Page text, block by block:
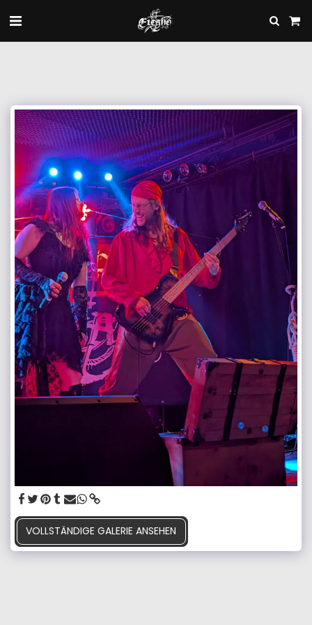
VOLLSTÄNDIGE GALERIE ANSEHEN